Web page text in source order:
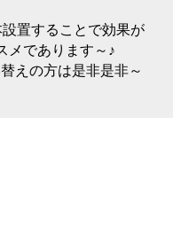
置することで効果が
メであります～♪
えの方は是非是非～